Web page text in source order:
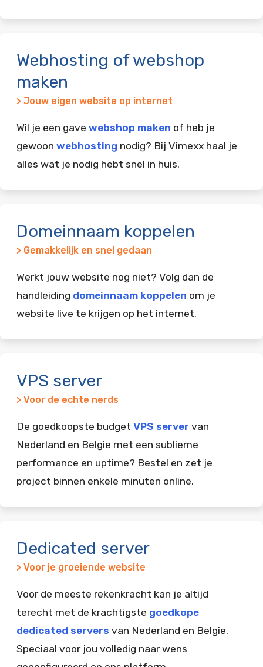
Webhosting of webshop
maken
> Jouw eigen website op internet
Wil je een gave webshop maken of heb je
gewoon webhosting nodig? Bij Vimexx haal je
alles wat je nodig hebt snel in huis.
Domeinnaam koppelen
> Gemakkelijk en snel gedaan
Werkt jouw website nog niet? Volg dan de
handleiding domeinnaam koppelen om je
website live te krijgen op het internet.
VPS server
> Voor de echte nerds
De goedkoopste budget VPS server van
Nederland en Belgie met een sublieme
performance en uptime? Bestel en zet je
project binnen enkele minuten online.
Dedicated server
> Voor je groeiende website
Voor de meeste rekenkracht kan je altijd
terecht met de krachtigste goedkope
dedicated servers van Nederland en Belgie.
Speciaal voor jou volledig naar wens